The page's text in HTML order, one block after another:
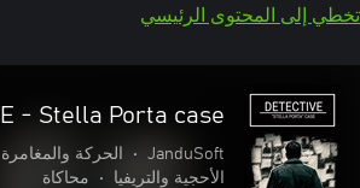
تخطي إلى المحتوى الرئيسي
- Stella Porta case
JanduSoft
• الحركة والمغامرة
الأحجية والتريفيا
• محاكاة